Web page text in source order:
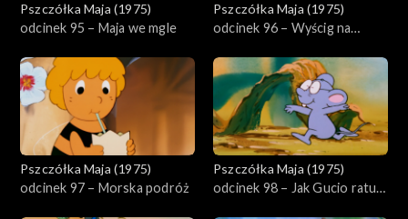
Pszczółka Maja (1975)
odcinek 95 – Maja we mgle
Pszczółka Maja (1975)
odcinek 96 – Wyścig na
Pszczółka Maja (1975)
odcinek 97 – Morska podróż
Pszczółka Maja (1975)
odcinek 98 – Jak Gucio ratuje